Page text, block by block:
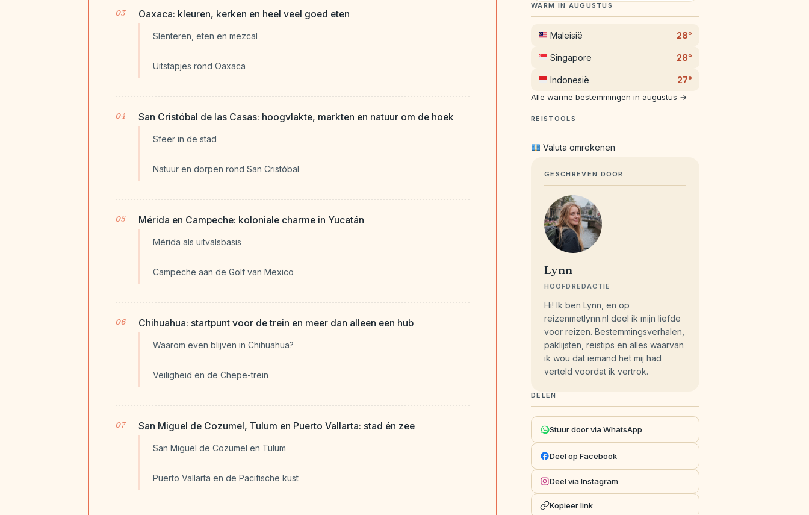
Oaxaca: kleuren, kerken en heel veel goed eten
Slenteren, eten en mezcal
Uitstapjes rond Oaxaca
San Cristóbal de las Casas: hoogvlakte, markten en natuur om de hoek
Sfeer in de stad
Natuur en dorpen rond San Cristóbal
Mérida en Campeche: koloniale charme in Yucatán
Mérida als uitvalsbasis
Campeche aan de Golf van Mexico
Chihuahua: startpunt voor de trein en meer dan alleen een hub
Waarom even blijven in Chihuahua?
Veiligheid en de Chepe-trein
San Miguel de Cozumel, Tulum en Puerto Vallarta: stad én zee
San Miguel de Cozumel en Tulum
Puerto Vallarta en de Pacifische kust
WARM IN AUGUSTUS
Maleisië 28°
Singapore 28°
Indonesië 27°
Alle warme bestemmingen in augustus →
REISTOOLS
Valuta omrekenen
GESCHREVEN DOOR
Lynn
HOOFDREDACTIE
Hi! Ik ben Lynn, en op
reizenmetlynn.nl deel ik mijn liefde
voor reizen. Bestemmingsverhalen,
paklijsten, reistips en alles waarvan
ik wou dat iemand het mij had
verteld voordat ik vertrok.
DELEN
Stuur door via WhatsApp
Deel op Facebook
Deel via Instagram
Kopieer link